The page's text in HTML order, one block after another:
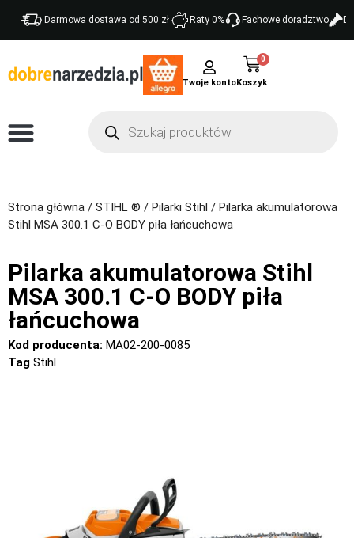
Darmowa dostawa od 500 zł Raty 0% Fachowe doradztwo
Twoje konto
0
Strona główna / STIHL ® / Pilarki Stihl / Pilarka akumulatorowa
Stihl MSA 300.1 C-O BODY piła łańcuchowa
Pilarka akumulatorowa Stihl
MSA 300.1 C-O BODY piła
łańcuchowa
Kod producenta: MA02-200-0085
Tag Stihl